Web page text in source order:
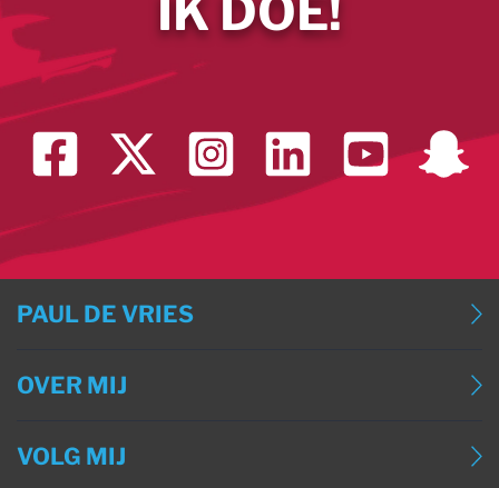
PAUL DE VRIES
BLOG (DEUTSCH)
OVER MIJ
VOLG MIJ